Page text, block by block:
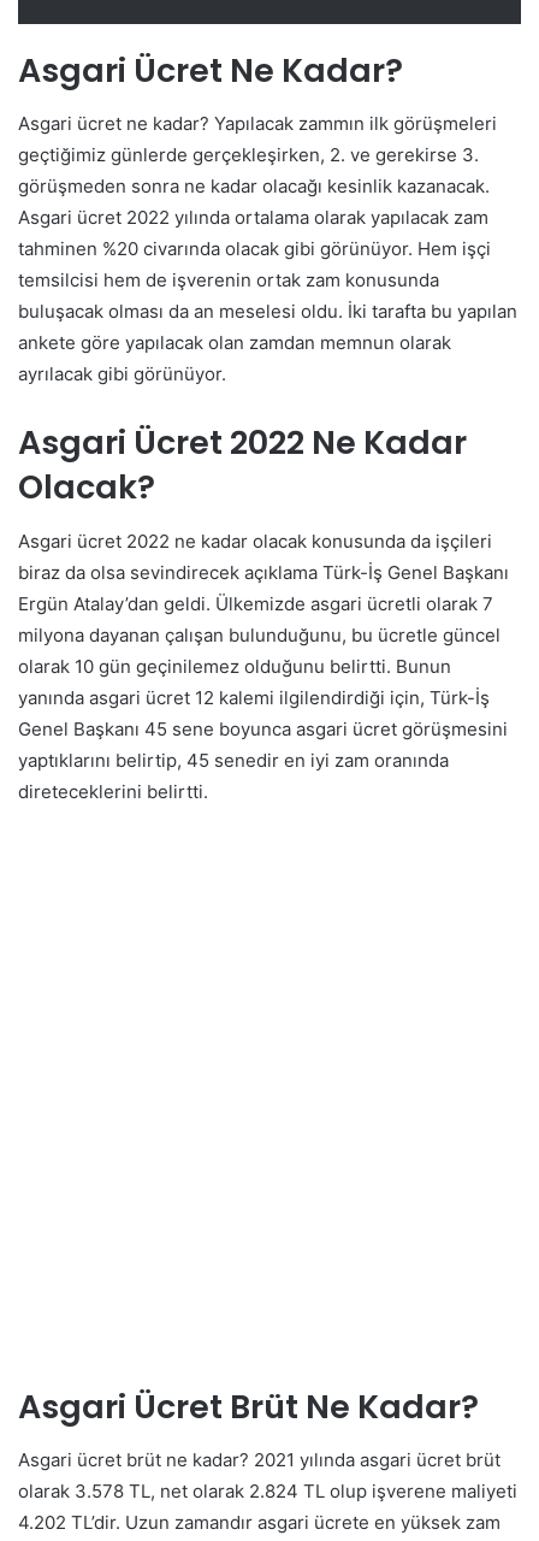
Asgari Ücret Ne Kadar?
Asgari ücret ne kadar? Yapılacak zammın ilk görüşmeleri
geçtiğimiz günlerde gerçekleşirken, 2. ve gerekirse 3.
görüşmeden sonra ne kadar olacağı kesinlik kazanacak.
Asgari ücret 2022 yılında ortalama olarak yapılacak zam
tahminen %20 civarında olacak gibi görünüyor. Hem işçi
temsilcisi hem de işverenin ortak zam konusunda
buluşacak olması da an meselesi oldu. İki tarafta bu yapılan
ankete göre yapılacak olan zamdan memnun olarak
ayrılacak gibi görünüyor.
Asgari Ücret 2022 Ne Kadar
Olacak?
Asgari ücret 2022 ne kadar olacak konusunda da işçileri
biraz da olsa sevindirecek açıklama Türk-İş Genel Başkanı
Ergün Atalay’dan geldi. Ülkemizde asgari ücretli olarak 7
milyona dayanan çalışan bulunduğunu, bu ücretle güncel
olarak 10 gün geçinilemez olduğunu belirtti. Bunun
yanında asgari ücret 12 kalemi ilgilendirdiği için, Türk-İş
Genel Başkanı 45 sene boyunca asgari ücret görüşmesini
yaptıklarını belirtip, 45 senedir en iyi zam oranında
direteceklerini belirtti.
Asgari Ücret Brüt Ne Kadar?
Asgari ücret brüt ne kadar? 2021 yılında asgari ücret brüt
olarak 3.578 TL, net olarak 2.824 TL olup işverene maliyeti
4.202 TL’dir. Uzun zamandır asgari ücrete en yüksek zam